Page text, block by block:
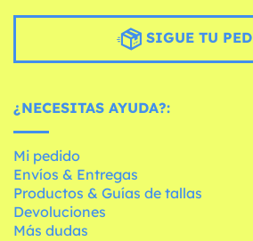
SIGUE TU
¿NECESITAS AYUDA?:
Mi pedido
Envíos & Entregas
Productos & Guías de tallas
Devoluciones
Más dudas